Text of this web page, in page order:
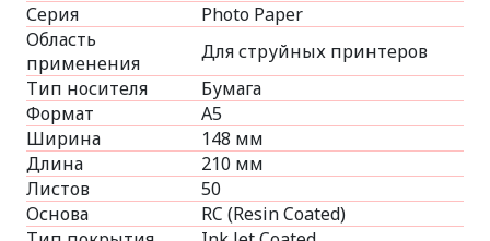
Серия
Photo Paper
Область
применения
Для струйных принтеров
Тип носителя
Бумага
Формат
A5
Ширина
148 мм
Длина
210 мм
Листов
50
Основа
RC (Resin Coated)